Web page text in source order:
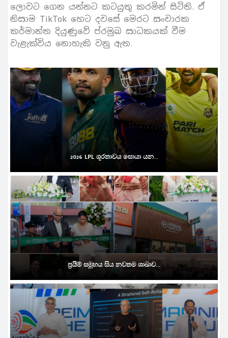
ලොවට ගෙන යන්නට කටයුතු කරමින් සිටිති. ඒ
නිසාම TikTok හෙට දවසේ මෙරට සංචාරක
කර්මාන්ත දියුණුවේ ප්රමුඛ සාධකයක් වීම
වැළැක්විය නොහැකි වනු ඇත.
2026 LPL ශූරතාවය සොයා යන...
ප්‍රයිම් සමූහය සිය නවතම ශාඛාව...